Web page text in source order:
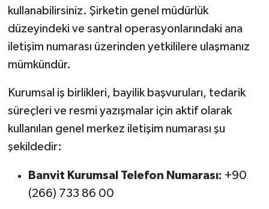
kullanabilirsiniz. Şirketin genel müdürlük
düzeyindeki ve santral operasyonlarındaki ana
iletişim numarası üzerinden yetkililere ulaşmanız
mümkündür.
Kurumsal iş birlikleri, bayilik başvuruları, tedarik
süreçleri ve resmi yazışmalar için aktif olarak
kullanılan genel merkez iletişim numarası şu
şekildedir:
Banvit Kurumsal Telefon Numarası: +90
(266) 733 86 00